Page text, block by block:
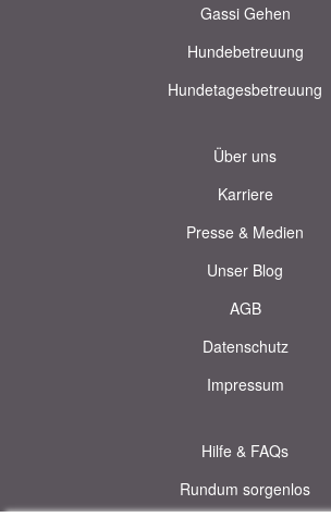
Gassi Gehen
Hundebetreuung
Hundetagesbetreuung
Über uns
Karriere
Presse & Medien
Unser Blog
AGB
Datenschutz
Impressum
Hilfe & FAQs
Rundum sorgenlos